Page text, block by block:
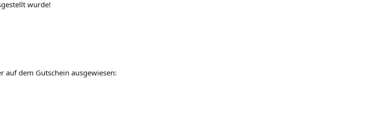
wurde!
auf dem Gutschein ausgewiesen: